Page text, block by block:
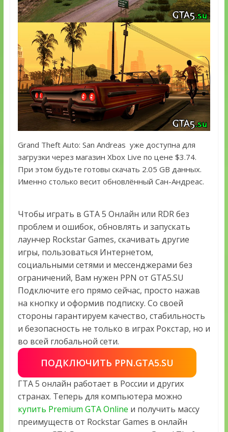
Grand Theft Auto: San Andreas уже доступна для
загрузки через магазин Xbox Live по цене $3.74.
При этом будьте готовы скачать 2.05 GB данных.
Именно столько весит обновлённый Сан-Андреас.
Чтобы играть в GTA 5 Онлайн или RDR без
проблем и ошибок, обновлять и запускать
лаунчер Rockstar Games, скачивать другие
игры, пользоваться Интернетом,
социальными сетями и мессенджерами без
ограничений, Вам нужен PPN от GTA5.SU
Подключите его прямо сейчас, просто нажав
на кнопку и оформив подписку. Со своей
стороны гарантируем качество, стабильность
и безопасность не только в играх Рокстар, но и
во всей глобальной сети.
ПОДКЛЮЧИТЬ PPN.GTA5.SU
ГТА 5 онлайн работает в России и других
странах. Теперь для компьютера можно
купить Premium GTA Online и получить массу
преимуществ от Rockstar Games в онлайн